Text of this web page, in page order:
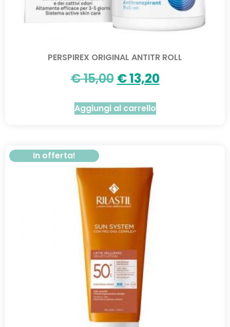
PERSPIREX ORIGINAL ANTITR ROLL
€15,00 €13,20
Aggiungi al carrello
In offerta!